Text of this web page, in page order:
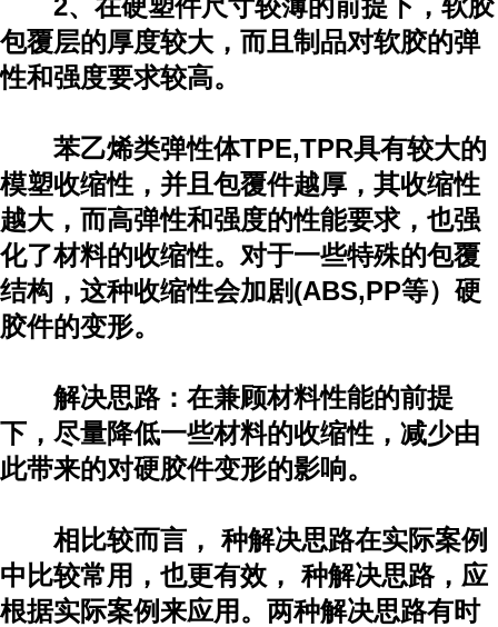
2、在硬塑件尺寸较薄的前提下，软胶
包覆层的厚度较大，而且制品对软胶的弹
性和强度要求较高。
苯乙烯类弹性体TPE,TPR具有较大的
模塑收缩性，并且包覆件越厚，其收缩性
越大，而高弹性和强度的性能要求，也强
化了材料的收缩性。对于一些特殊的包覆
结构，这种收缩性会加剧(ABS,PP等）硬
胶件的变形。
解决思路：在兼顾材料性能的前提
下，尽量降低一些材料的收缩性，减少由
此带来的对硬胶件变形的影响。
相比较而言， 种解决思路在实际案例
中比较常用，也更有效， 种解决思路，应
根据实际案例来应用。两种解决思路有时